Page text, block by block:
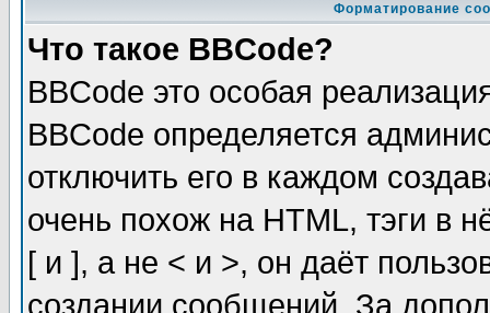
Форматирование
Что такое BBCode?
BBCode это особая
BBCode определяется
отключить его в каждом
очень похож на HTML, тэги в
[ и ], а не < и >, он даёт
создании сообщений. За